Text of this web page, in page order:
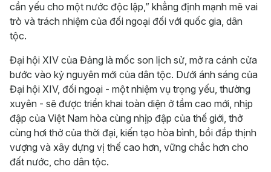
cần yếu cho một nước độc lập,” khẳng định mạnh mẽ vai
trò và trách nhiệm của đối ngoại đối với quốc gia, dân
tộc.
Đại hội XIV của Đảng là mốc son lịch sử, mở ra cánh cửa
bước vào kỷ nguyên mới của dân tộc. Dưới ánh sáng của
Đại hội XIV, đối ngoại - một nhiệm vụ trọng yếu, thường
xuyên - sẽ được triển khai toàn diện ở tầm cao mới, nhịp
đập của Việt Nam hòa cùng nhịp đập của thế giới, thở
cùng hơi thở của thời đại, kiến tạo hòa bình, bồi đắp thịnh
vượng và xây dựng vị thế cao hơn, vững chắc hơn cho
đất nước, cho dân tộc.